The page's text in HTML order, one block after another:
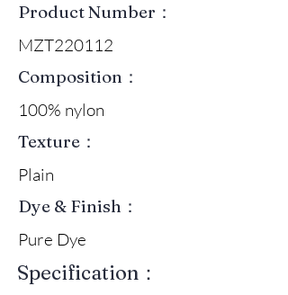
Product Number：
MZT220112
Composition：
100% nylon
Texture：
Plain
Dye & Finish：
Pure Dye
Specification：